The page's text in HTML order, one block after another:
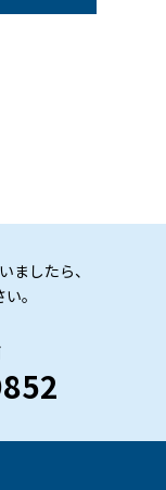
ましたら、
。